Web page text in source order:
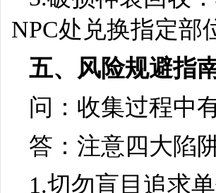
NPC处兑换指定部
五、风险规避指
问：收集过程中
答：注意四大陷
1.切勿盲目追求